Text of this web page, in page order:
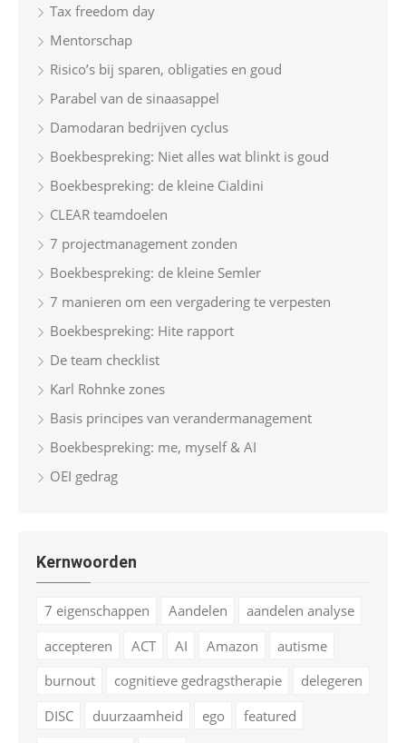
Tax freedom day
Mentorschap
Risico’s bij sparen, obligaties en goud
Parabel van de sinaasappel
Damodaran bedrijven cyclus
Boekbespreking: Niet alles wat blinkt is goud
Boekbespreking: de kleine Cialdini
CLEAR teamdoelen
7 projectmanagement zonden
Boekbespreking: de kleine Semler
7 manieren om een vergadering te verpesten
Boekbespreking: Hite rapport
De team checklist
Karl Rohnke zones
Basis principes van verandermanagement
Boekbespreking: me, myself & AI
OEI gedrag
Kernwoorden
7 eigenschappen Aandelen
aandelen analyse
accepteren
ACT AI Amazon
autisme
burnout
cognitieve gedragstherapie
delegeren
DISC
duurzaamheid ego
featured